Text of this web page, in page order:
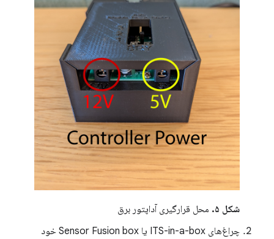
شکل ۵.
محل قرارگیری آداپتور برق
چراغ‌های ITS-in-a-box یا Sensor Fusion box خود